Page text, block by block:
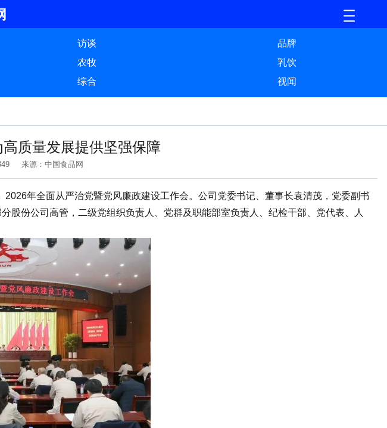
访谈
品牌
农牧
乳饮
综合 视闻
质量发展提供坚强保障
来源：中国食品网
年全面从严治党暨党风廉政建设工作会。公司党委书记、董事长袁清茂，党委副书
份公司高管，二级党组织负责人、党群及职能部室负责人、纪检干部、党代表、人